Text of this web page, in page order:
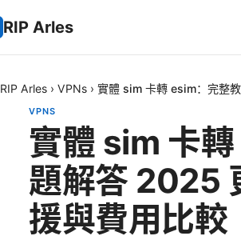
RIP Arles
RIP Arles › VPNs › 實體 sim 卡轉 esim：完整
VPNS
實體 sim 卡
題解答 2025
援與費用比較